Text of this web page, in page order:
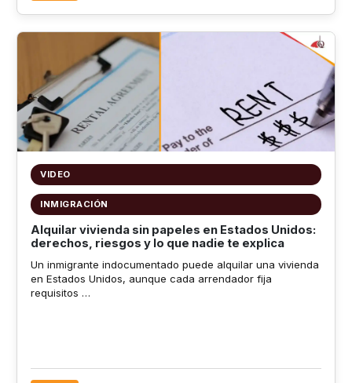
VIDEO
INMIGRACIÓN
Alquilar vivienda sin papeles en Estados Unidos:
derechos, riesgos y lo que nadie te explica
Un inmigrante indocumentado puede alquilar una vivienda
en Estados Unidos, aunque cada arrendador fija
requisitos …